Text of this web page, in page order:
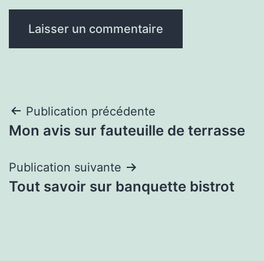
Navigation
de
l’article
Publication précédente
Mon avis sur fauteuille de terrasse
Publication suivante
Tout savoir sur banquette bistrot